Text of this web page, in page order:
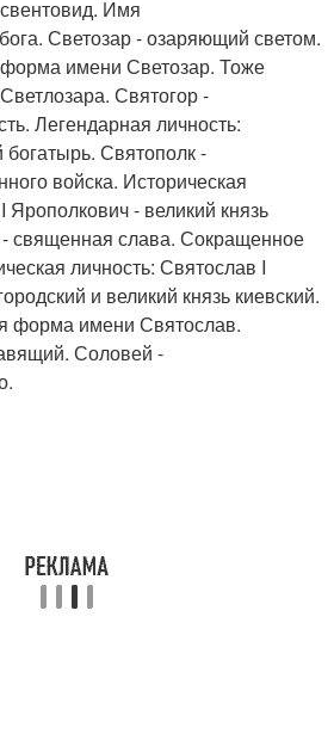
Имя
Светозар - озаряющий светом.
имени Светозар. Тоже
Святогор -
Легендарная личность:
Святополк -
войска. Историческая
Ярополкович - великий князь
- священная слава. Сокращенное
личность: Святослав I
и великий князь киевский.
форма имени Святослав.
Соловей -